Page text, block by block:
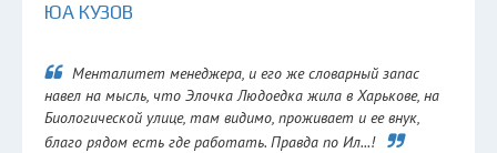
ЮА КУЗОВ
Менталитет менеджера, и его же словарный запас
навел на мысль, что Элочка Людоедка жила в Харькове, на
Биологической улице, там видимо, проживает и ее внук,
благо рядом есть где работать. Правда по Ил...!